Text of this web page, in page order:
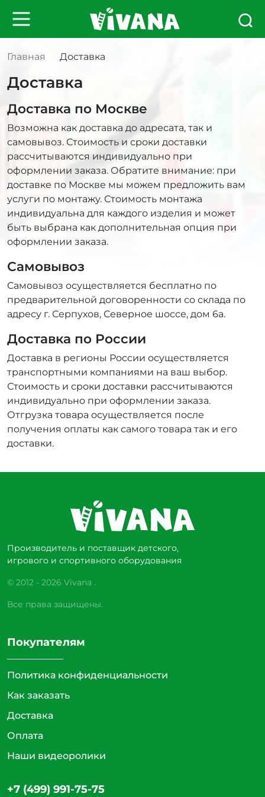
Главная Доставка
Доставка
Доставка по Москве
Возможна как доставка до адресата, так и
самовывоз. Стоимость и сроки доставки
рассчитываются индивидуально при
оформлении заказа. Обратите внимание: при
доставке по Москве мы можем предложить вам
услуги по монтажу. Стоимость монтажа
индивидуальна для каждого изделия и может
быть выбрана как дополнительная опция при
оформлении заказа.
Самовывоз
Самовывоз осуществляется бесплатно по
предварительной договоренности со склада по
адресу г. Серпухов, Северное шоссе, дом 6а.
Доставка по России
Доставка в регионы России осуществляется
транспортными компаниями на ваш выбор.
Стоимость и сроки доставки рассчитываются
индивидуально при оформлении заказа.
Отгрузка товара осуществляется после
получения оплаты как самого товара так и его
доставки.
Производитель и поставщик детского,
игрового и спортивного оборудования
© 2012 - 2026 Vivana .
Все права защищены.
Покупателям
Политика конфиденциальности
Как заказать
Доставка
Оплата
Наши видеоролики
+7 (499) 991-75-75